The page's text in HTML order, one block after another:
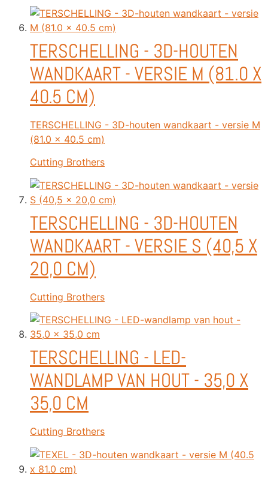
TERSCHELLING - 3D-HOUTEN
WANDKAART - VERSIE M (81.0 X
40.5 CM)
TERSCHELLING - 3D-houten wandkaart - versie M
(81.0 x 40.5 cm)
Cutting Brothers
TERSCHELLING - 3D-HOUTEN
WANDKAART - VERSIE S (40,5 X
20,0 CM)
Cutting Brothers
TERSCHELLING - LED-
WANDLAMP VAN HOUT - 35,0 X
35,0 CM
Cutting Brothers